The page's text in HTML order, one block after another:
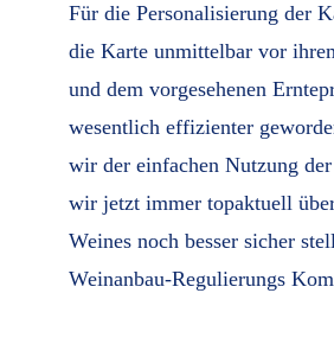
Für die Personalisierung der
die Karte unmittelbar vor
und dem vorgesehenen
wesentlich effizienter
wir der einfachen Nutzung
wir jetzt immer topaktuell
Weines noch besser sicher
Weinanbau-Regulierungs